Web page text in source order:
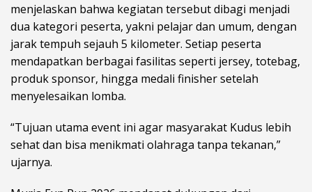
menjelaskan bahwa kegiatan tersebut dibagi menjadi
dua kategori peserta, yakni pelajar dan umum, dengan
jarak tempuh sejauh 5 kilometer. Setiap peserta
mendapatkan berbagai fasilitas seperti jersey, totebag,
produk sponsor, hingga medali finisher setelah
menyelesaikan lomba.
“Tujuan utama event ini agar masyarakat Kudus lebih
sehat dan bisa menikmati olahraga tanpa tekanan,”
ujarnya.